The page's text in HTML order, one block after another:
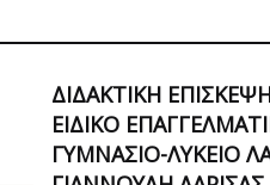
ΔΙΔΑΚΤΙΚΉ
ΕΙΔΙΚΌ
ΓΥΜΝΆΣΙΟ-ΛΎΚΕΙΟ